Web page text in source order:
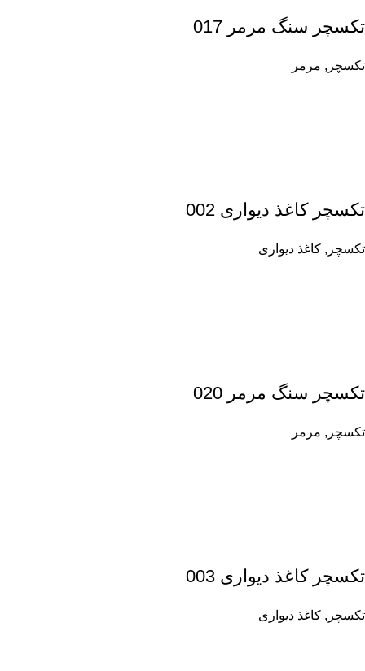
تکسچر سنگ مرمر 017
تکسچر , مرمر
تکسچر کاغذ دیواری 002
تکسچر , کاغذ دیواری
تکسچر سنگ مرمر 020
تکسچر , مرمر
تکسچر کاغذ دیواری 003
تکسچر , کاغذ دیواری